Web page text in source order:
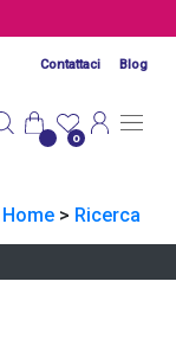
Contattaci Blog
0
Home > Ricerca